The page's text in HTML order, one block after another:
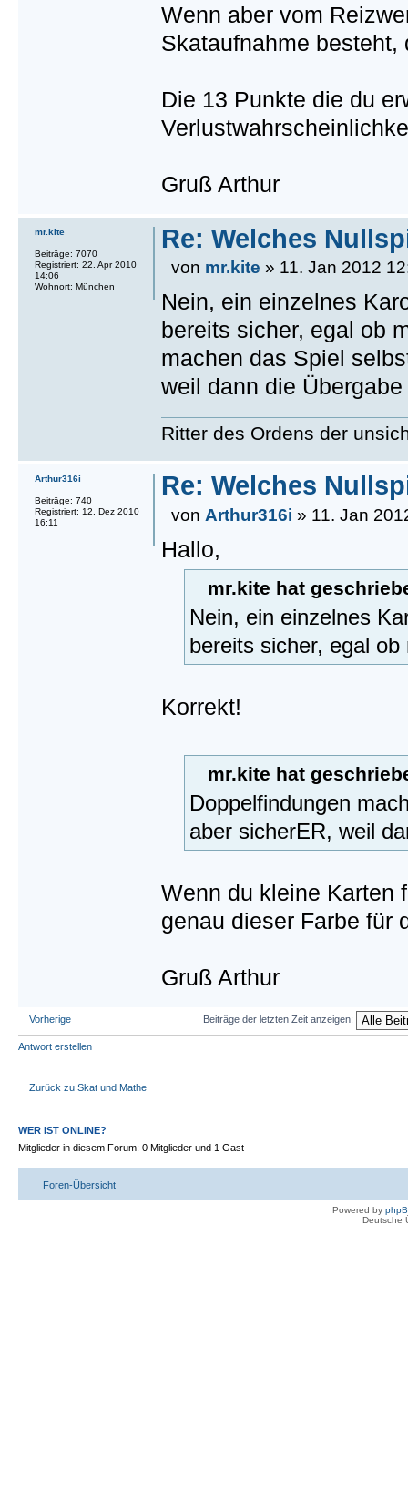
Wenn aber vom
Skataufnahme
Die 13 Punkte die du
Gruß Arthur
Re: Welches
von mr.kite » 11. Jan 2012
Nein, ein einzelnes
bereits sicher, egal ob
machen das Spiel
weil dann die
Ritter des Ordens der
mr.kite
Beiträge: 7070
Registriert: 22. Apr 2010
14:06
Wohnort: München
Re: Welches
von Arthur316i » 11. Jan
Hallo,
mr.kite hat
Nein, ein einzelnes
bereits sicher, egal
Korrekt!
mr.kite hat
Doppelfindungen
aber sicherER, weil
Wenn du kleine Karten
genau dieser Farbe für
Gruß Arthur
Arthur316i
Beiträge: 740
Registriert: 12. Dez 2010
16:11
Vorherige Beiträge der letzten Zeit anzeigen:
Antwort erstellen
Zurück zu Skat und Mathe
WER IST ONLINE?
Mitglieder in diesem Forum: 0 Mitglieder und 1 Gast
Foren-Übersicht
Powered by
Deutsche